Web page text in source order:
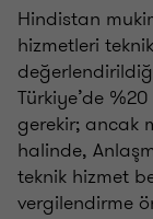
Hindistan
hizmetleri
Türkiye’de
gerekir; ancak
halinde,
teknik hizmet
vergilendirme